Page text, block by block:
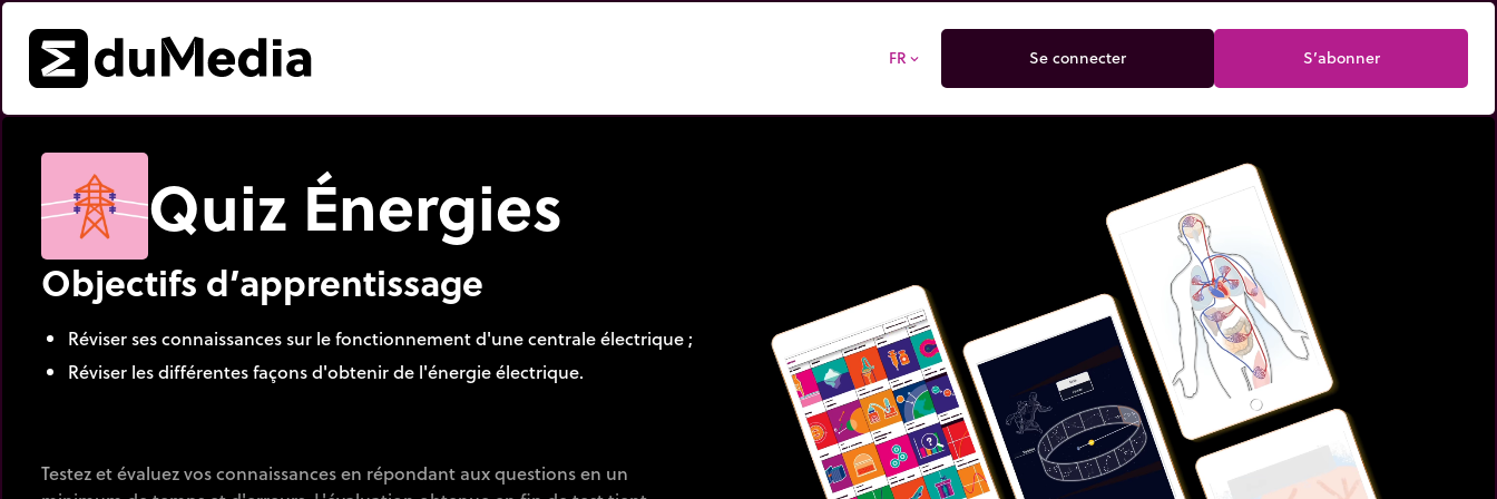
FR expand_more Se connecter S’abonner
Quiz Énergies
Objectifs d’apprentissage
Réviser ses connaissances sur le fonctionnement d'une centrale électrique ;
Réviser les différentes façons d'obtenir de l'énergie électrique.
Testez et évaluez vos connaissances en répondant aux questions en un